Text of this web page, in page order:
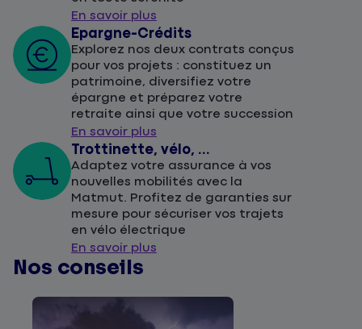
En savoir plus
Epargne-Crédits
Explorez nos deux contrats conçus
pour vos projets : constituez un
patrimoine, diversifiez votre
épargne et préparez votre
retraite ainsi que votre succession
En savoir plus
Trottinette, vélo, ...
Adaptez votre assurance à vos
nouvelles mobilités avec la
Matmut. Profitez de garanties sur
mesure pour sécuriser vos trajets
en vélo électrique
En savoir plus
Nos conseils